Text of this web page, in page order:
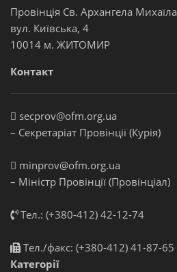
Провінція Св. Архангела Михаїла
вул. Київська, 4
10014 м. ЖИТОМИР
Контакт
secprov@ofm.org.ua
– Секретаріат Провінції (Курія)
minprov@ofm.org.ua
– Міністр Провінції (Провінціал)
Тел.: (+380-412) 42-12-74
Тел./факс: (+380-412) 41-87-65
Категорії